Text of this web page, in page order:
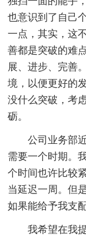
也意识到了自己
一点，其实，这
善都是突破的难
展、进步、完善
境，以便更好的
没什么突破，考
砺。
公司业务部
需要一个时期。
个时间也许比较
当延迟一周。但
如果能给予我支
我希望在我